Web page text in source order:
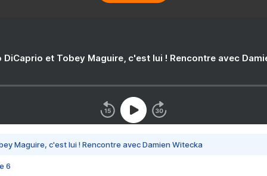
DiCaprio et Tobey Maguire, c'est lui ! Rencontre avec
Maguire, c'est lui ! Rencontre avec Damien Witecka
6